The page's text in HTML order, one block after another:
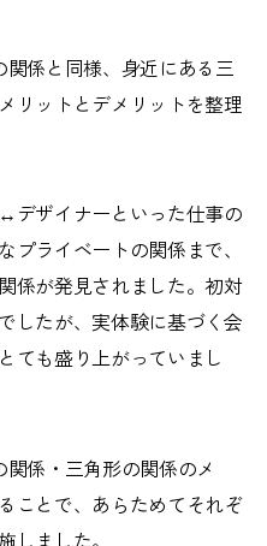
係と同様、身近にある三
リットとデメリットを整理
ザイナーといった仕事の
ライベートの関係まで、
係が発見されました。初対
したが、実体験に基づく会
ても盛り上がっていまし
係・三角形の関係のメ
ことで、あらためてそれぞ